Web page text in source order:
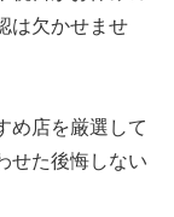
は欠かせませ
め店を厳選して
せた後悔しない